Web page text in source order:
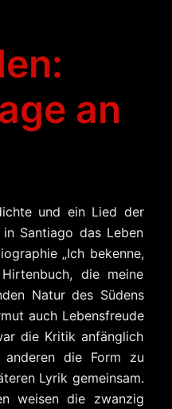
an
und ein Lied der
Santiago das Leben
„Ich bekenne,
die meine
Natur des Südens
auch Lebensfreude
die Kritik anfänglich
anderen die Form zu
Lyrik gemeinsam.
weisen die zwanzig
Sehr gelungen die
eine neue, eigene
Form des
Flamencos
begründet hat.
Pforzh. Zeitung